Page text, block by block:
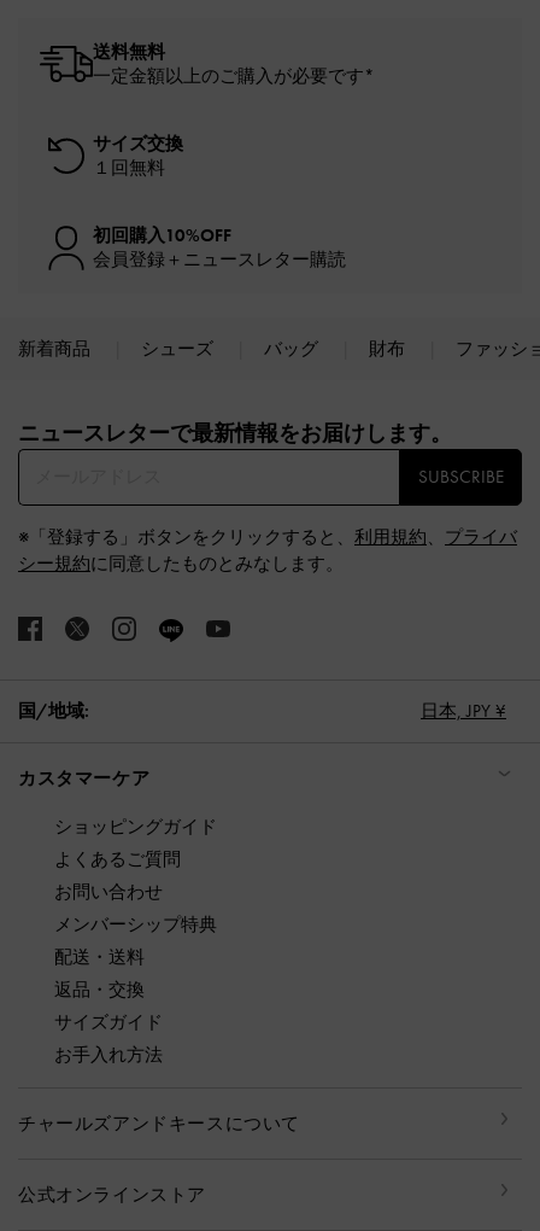
送料無料
一定金額以上のご購入が必要です*
サイズ交換
１回無料
初回購入10%OFF
会員登録＋ニュースレター購読
新着商品 シューズ バッグ 財布 ファッシ
ニュースレターで最新情報をお届けします。​
SUBSCRIBE
※「登録する」ボタンをクリックすると、 利用規約、 プライバ
シー規約に同意したものとみなします。
国/地域: 日本, JPY ¥
カスタマーケア
ショッピングガイド
よくあるご質問
お問い合わせ
メンバーシップ特典
配送・送料
返品・交換
サイズガイド
お手入れ方法
チャールズアンドキースについて
公式オンラインストア